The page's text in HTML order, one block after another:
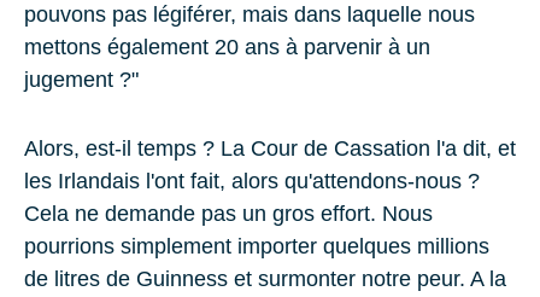
pouvons pas légiférer, mais dans laquelle nous
mettons également 20 ans à parvenir à un
jugement ?"
Alors, est-il temps ? La Cour de Cassation l'a dit, et
les Irlandais l'ont fait, alors qu'attendons-nous ?
Cela ne demande pas un gros effort. Nous
pourrions simplement importer quelques millions
de litres de Guinness et surmonter notre peur. A la